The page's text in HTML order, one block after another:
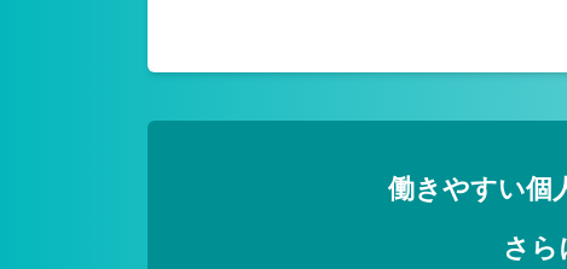
働きやすい個
さら